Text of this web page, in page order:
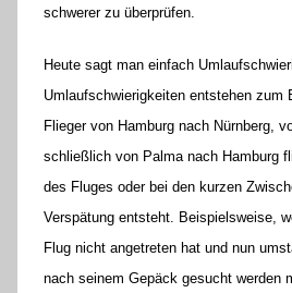
schwerer zu überprüfen.
Heute sagt man einfach
Umlaufschwierigkeiten entstehen zum
Flieger von Hamburg nach Nürnberg,
schließlich von Palma nach Hamburg
des Fluges oder bei den kurzen
Verspätung entsteht. Beispielsweise,
Flug nicht angetreten hat und nun
nach seinem Gepäck gesucht werden